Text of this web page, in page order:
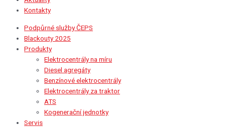
Kontakty
Podpůrné služby ČEPS
Blackouty 2025
Produkty
Elektrocentrály na míru
Diesel agregáty
Benzínové elektrocentrály
Elektrocentrály za traktor
ATS
Kogenerační jednotky
Servis